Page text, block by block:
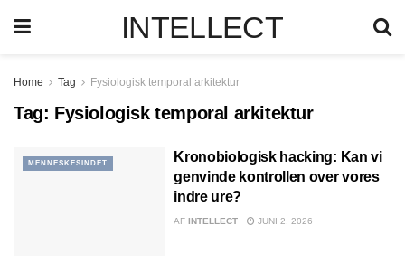
INTELLECT
Home Tag Fysiologisk temporal arkitektur
Tag: Fysiologisk temporal arkitektur
MENNESKESINDET
Kronobiologisk hacking: Kan vi
genvinde kontrollen over vores
indre ure?
AF INTELLECT JUNI 2, 2026